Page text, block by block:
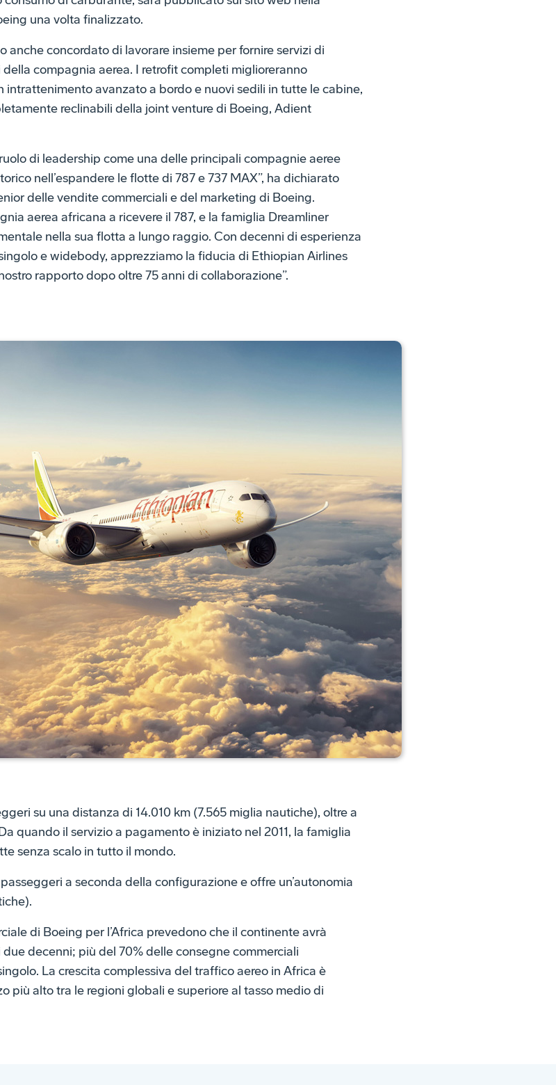
una volta finalizzato.
anche concordato di lavorare insieme per fornire servizi di
compagnia aerea. I retrofit completi miglioreranno
intrattenimento avanzato a bordo e nuovi sedili in tutte le cabine,
reclinabili della joint venture di Boeing, Adient
di leadership come una delle principali compagnie aeree
nell’espandere le flotte di 787 e 737 MAX”, ha dichiarato
delle vendite commerciali e del marketing di Boeing.
aerea africana a ricevere il 787, e la famiglia Dreamliner
nella sua flotta a lungo raggio. Con decenni di esperienza
e widebody, apprezziamo la fiducia di Ethiopian Airlines
rapporto dopo oltre 75 anni di collaborazione”.
su una distanza di 14.010 km (7.565 miglia nautiche), oltre a
quando il servizio a pagamento è iniziato nel 2011, la famiglia
senza scalo in tutto il mondo.
a seconda della configurazione e offre un’autonomia
di Boeing per l’Africa prevedono che il continente avrà
decenni; più del 70% delle consegne commerciali
La crescita complessiva del traffico aereo in Africa è
più alto tra le regioni globali e superiore al tasso medio di